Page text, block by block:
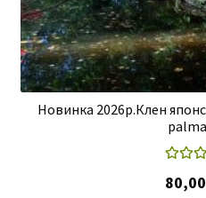
Новинка 2026р.Клен
5.00
80,00